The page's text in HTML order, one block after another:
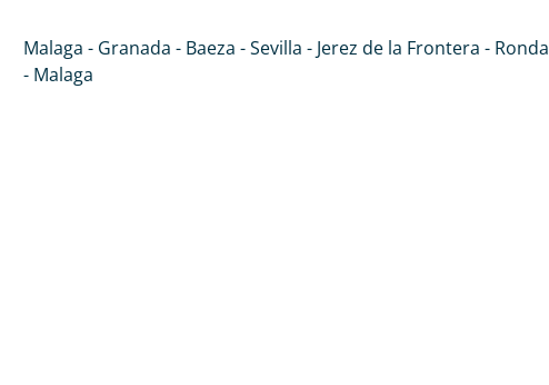
Malaga - Granada - Baeza - Sevilla - Jerez de la Frontera - Ronda
- Malaga